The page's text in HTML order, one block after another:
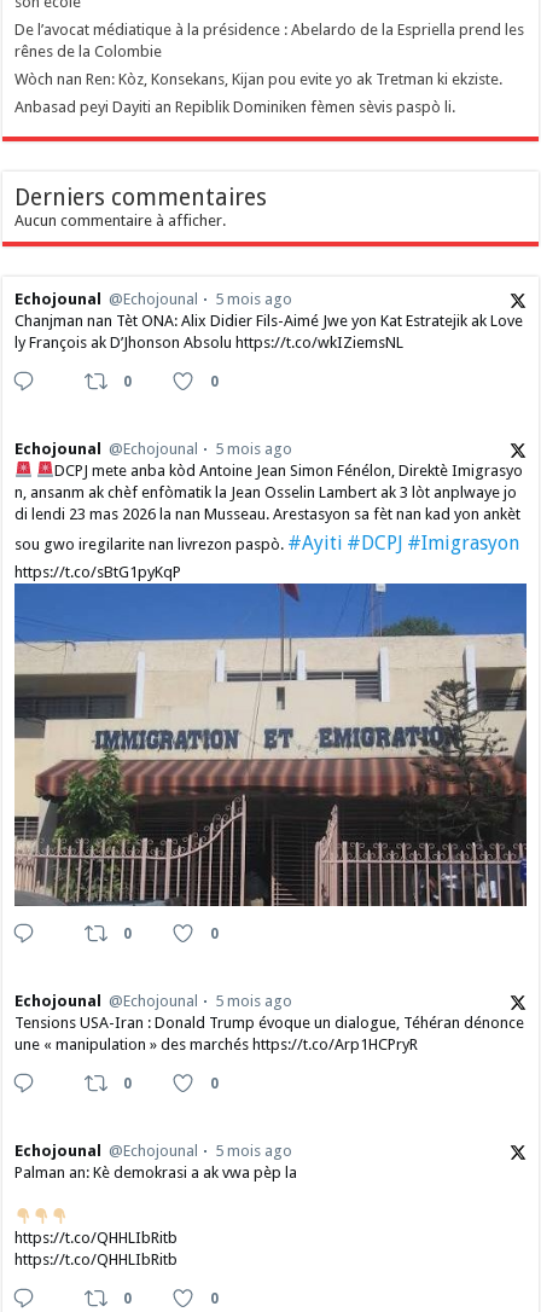
De l’avocat médiatique à la présidence : Abelardo de la Espriella prend les
rênes de la Colombie
Wòch nan Ren: Kòz, Konsekans, Kijan pou evite yo ak Tretman ki ekziste.
Anbasad peyi Dayiti an Repiblik Dominiken fèmen sèvis paspò li.
Derniers commentaires
Aucun commentaire à afficher.
Echojounal @Echojounal
5 mois ago
Chanjman nan Tèt ONA: Alix Didier Fils-Aimé Jwe yon Kat Estratejik ak Love
ly François ak D’Jhonson Absolu https://t.co/wkIZiemsNL
0 0
Echojounal @Echojounal
5 mois ago
DCPJ mete anba kòd Antoine Jean Simon Fénélon, Direktè Imigrasyo
n, ansanm ak chèf enfòmatik la Jean Osselin Lambert ak 3 lòt anplwaye jo
di lendi 23 mas 2026 la nan Musseau. Arestasyon sa fèt nan kad yon ankèt
sou gwo iregilarite nan livrezon paspò. #Ayiti #DCPJ #Imigrasyon
https://t.co/sBtG1pyKqP
0 0
Echojounal @Echojounal
5 mois ago
Tensions USA-Iran : Donald Trump évoque un dialogue, Téhéran dénonce
une « manipulation » des marchés https://t.co/Arp1HCPryR
0 0
Echojounal @Echojounal
5 mois ago
Palman an: Kè demokrasi a ak vwa pèp la
https://t.co/QHHLIbRitb
https://t.co/QHHLIbRitb
0 0